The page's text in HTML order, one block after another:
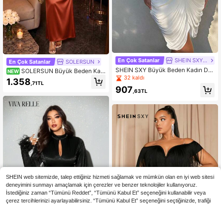
En Çok Satanlar SOLERSUN
NEW SOLERSUN Büyük Beden Kadı
n Saten Boyundan Bağlamalı Sırtı A
çık Elbise, Tüm Mevsimler İçin Çok
1.358 ,71TL
En Çok Satanlar SHEIN SXY CURVE
SHEIN SXY Büyük Beden Kadın Dü
z Renk Derin V Yaka Pileli Günlük P
arti Elbisesi
32 kaldı
907 ,63TL
SHEIN web sitemizde, talep ettiğiniz hizmeti sağlamak ve mümkün olan en iyi web sitesi
deneyimini sunmayı amaçlamak için çerezler ve benzer teknolojiler kullanıyoruz.
İstediğiniz zaman “Tümünü Reddet”, “Tümünü Kabul Et” seçeneğini kullanabilir veya
çerez tercihlerinizi ayarlayabilirsiniz. “Tümünü Kabul Et” seçeneğini seçtiğinizde, trafiği